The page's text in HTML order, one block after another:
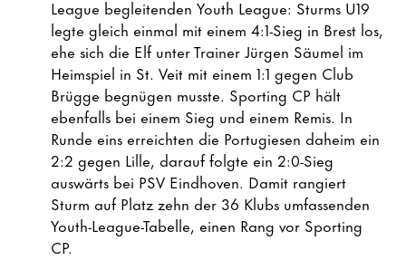
League begleitenden Youth League: Sturms U19
legte gleich einmal mit einem 4:1-Sieg in Brest los,
ehe sich die Elf unter Trainer Jürgen Säumel im
Heimspiel in St. Veit mit einem 1:1 gegen Club
Brügge begnügen musste. Sporting CP hält
ebenfalls bei einem Sieg und einem Remis. In
Runde eins erreichten die Portugiesen daheim ein
2:2 gegen Lille, darauf folgte ein 2:0-Sieg
auswärts bei PSV Eindhoven. Damit rangiert
Sturm auf Platz zehn der 36 Klubs umfassenden
Youth-League-Tabelle, einen Rang vor Sporting
CP.